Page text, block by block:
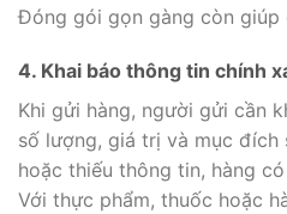
Đóng gói gọn gàng còn giúp
4. Khai báo thông tin chính
Khi gửi hàng, người gửi cần
số lượng, giá trị và mục đích
hoặc thiếu thông tin, hàng
Với thực phẩm, thuốc hoặc